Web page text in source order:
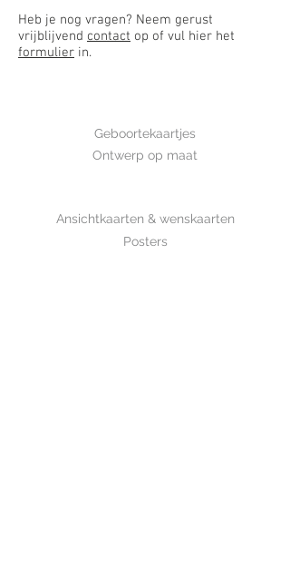
Heb je nog vragen? Neem gerust
vrijblijvend contact op of vul hier het
formulier in.
Geboortekaartjes
Ontwerp op maat
Ansichtkaarten & wenskaarten
Posters